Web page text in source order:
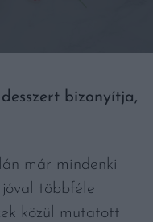
bizonyítja,
már mindenki
többféle
közül mutatott